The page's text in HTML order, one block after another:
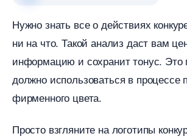
Нужно знать все о действиях
ни на что. Такой анализ даст вам
информацию и сохранит тонус. Это
должно использоваться в процессе
фирменного цвета.
Просто взгляните на логотипы